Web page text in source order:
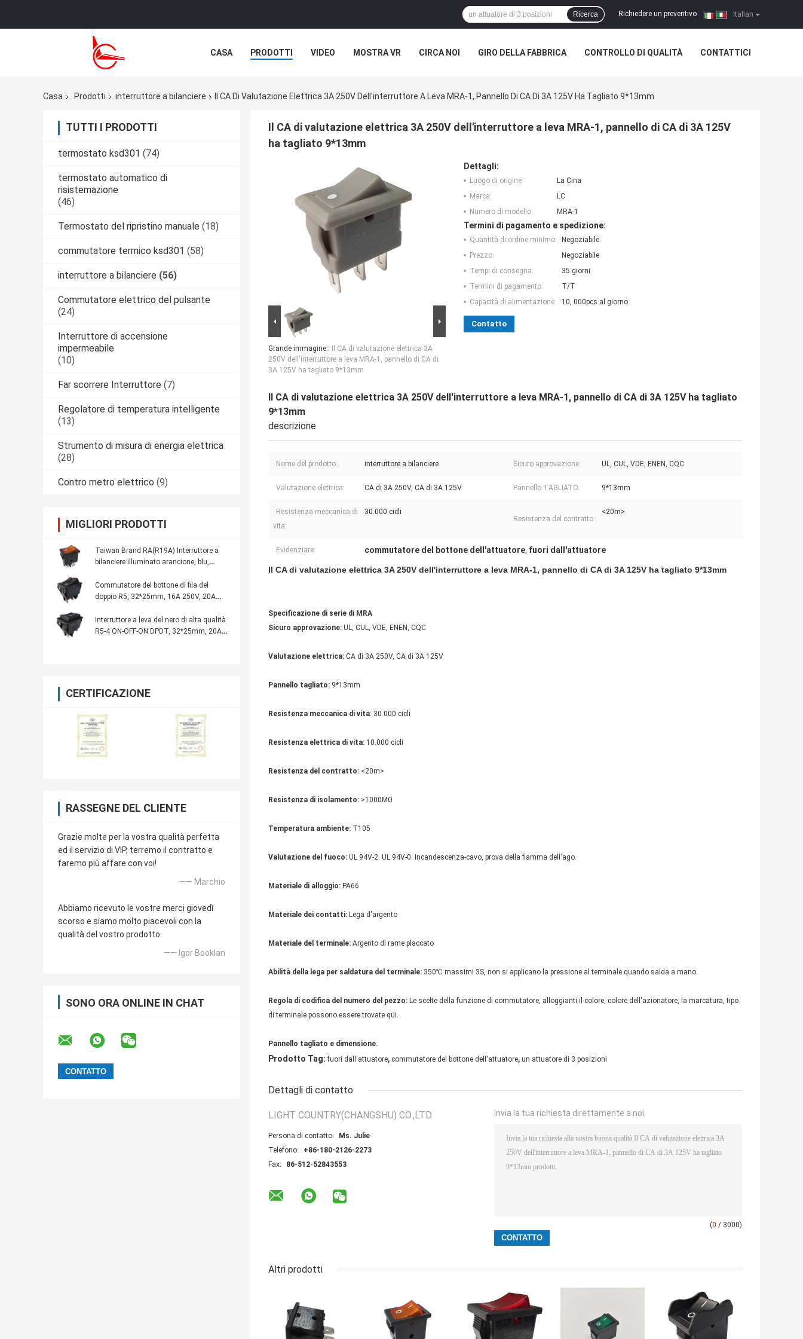
Italian
Richiedere un preventivo |
Ricerca
CASA PRODOTTI VIDEO MOSTRA VR CIRCA NOI GIRO DELLA FABBRICA CONTROLLO DI QUALITÀ CONTATTICI
Casa
Prodotti interruttore a bilanciere Il CA Di Valutazione Elettrica 3A 250V Dell'interruttore A Leva MRA-1, Pannello Di CA Di 3A 125V Ha Tagliato 9*13mm
TUTTI I PRODOTTI
termostato ksd301 (74)
termostato automatico di
risistemazione
(46)
Termostato del ripristino manuale (18)
commutatore termico ksd301 (58)
interruttore a bilanciere (56)
Commutatore elettrico del pulsante
(24)
Interruttore di accensione
impermeabile
(10)
Far scorrere Interruttore (7)
Regolatore di temperatura intelligente
(13)
Strumento di misura di energia elettrica
(28)
Contro metro elettrico (9)
MIGLIORI PRODOTTI
Taiwan Brand RA(R19A) Interruttore a
bilanciere illuminato arancione, blu,
Commutatore del bottone di fila del
doppio R5, 32*25mm, 16A 250V, 20A
Interruttore a leva del nero di alta qualità
R5-4 ON-OFF-ON DPDT, 32*25mm, 20A
CERTIFICAZIONE
RASSEGNE DEL CLIENTE
Grazie molte per la vostra qualità perfetta
ed il servizio di VIP, terremo il contratto e
faremo più affare con voi!
—— Marchio
Abbiamo ricevuto le vostre merci giovedì
scorso e siamo molto piacevoli con la
qualità del vostro prodotto.
—— Igor Booklan
SONO ORA ONLINE IN CHAT
Il CA di valutazione elettrica 3A 250V dell'interruttore a leva MRA-1, pannello di CA di 3A 125V
ha tagliato 9*13mm
Grande immagine :
Il CA di valutazione elettrica 3A
250V dell'interruttore a leva MRA-1, pannello di CA di
3A 125V ha tagliato 9*13mm
Dettagli:
Luogo di origine:
La Cina
Marca:
LC
Numero di modello:
MRA-1
Termini di pagamento e spedizione:
Quantità di ordine minimo:
Negoziabile
Prezzo:
Negoziabile
Tempi di consegna:
35 giorni
Termini di pagamento:
T/T
Capacità di alimentazione:
10, 000pcs al giorno
Contatto
Il CA di valutazione elettrica 3A 250V dell'interruttore a leva MRA-1, pannello di CA di 3A 125V ha tagliato
9*13mm
descrizione
Nome del prodotto: interruttore a bilanciere Sicuro approvazione: UL, CUL, VDE, ENEN, CQC
Valutazione elettrica: CA di 3A 250V, CA di 3A 125V Pannello TAGLIATO: 9*13mm
Resistenza meccanica di
vita:
30.000 cicli
Resistenza del contratto:
<20m>
Evidenziare: commutatore del bottone dell'attuatore, fuori dall'attuatore
Il CA di valutazione elettrica 3A 250V dell'interruttore a leva MRA-1, pannello di CA di 3A 125V ha tagliato 9*13mm
Specificazione di serie di MRA
Sicuro approvazione: UL, CUL, VDE, ENEN, CQC
Valutazione elettrica: CA di 3A 250V, CA di 3A 125V
Pannello tagliato: 9*13mm
Resistenza meccanica di vita: 30.000 cicli
Resistenza elettrica di vita: 10.000 cicli
Resistenza del contratto: <20m>
Resistenza di isolamento: >1000MΩ
Temperatura ambiente: T105
Valutazione del fuoco: UL 94V-2. UL 94V-0. Incandescenza-cavo, prova della fiamma dell'ago.
Materiale di alloggio: PA66
Materiale dei contatti: Lega d'argento
Materiale del terminale: Argento di rame placcato
Abilità della lega per saldatura del terminale: 350℃ massimi 3S, non si applicano la pressione al terminale quando salda a mano.
Regola di codifica del numero del pezzo: Le scelte della funzione di commutatore, alloggianti il colore, colore dell'azionatore, la marcatura, tipo
di terminale possono essere trovate qui.
Pannello tagliato e dimensione.
Prodotto Tag: fuori dall'attuatore, commutatore del bottone dell'attuatore, un attuatore di 3 posizioni
Dettagli di contatto
LIGHT COUNTRY(CHANGSHU) CO.,LTD
Persona di contatto:
Ms. Julie
Telefono:
+86-180-2126-2273
Fax:
86-512-52843553
Invia la tua richiesta direttamente a noi
(0 / 3000)
Altri prodotti